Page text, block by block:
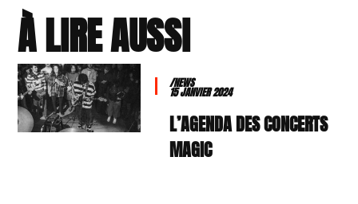
À LIRE AUSSI
/NEWS
15 JANVIER 2024
L’AGENDA DES CONCERTS
MAGIC